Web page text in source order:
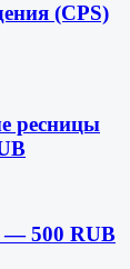
(CPS)
ресницы
500 RUB